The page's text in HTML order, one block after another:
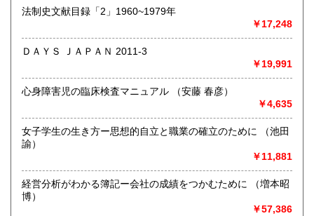
取り扱い分野
総記、哲学宗教、歴史、社会科学、自然科学、美術工芸、国
カルチャー、古書一般（その他）
法制史文献目録「2」1960~1979年
￥17,248
ＤＡＹＳ ＪＡＰＡＮ 2011-3
￥19,991
心身障害児の臨床検査マニュアル （安藤 春彦）
￥4,635
女子学生の生き方ー思想的自立と職業の確立のために （池田
諭）
￥11,881
経営分析がわかる簿記ー会社の成績をつかむために （増本昭
博）
￥57,386